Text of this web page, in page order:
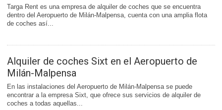
Targa Rent es una empresa de alquiler de coches que se encuentra
dentro del Aeropuerto de Milán-Malpensa, cuenta con una amplia flota
de coches así...
Alquiler de coches Sixt en el Aeropuerto de
Milán-Malpensa
En las instalaciones del Aeropuerto de Milán-Malpensa se puede
encontrar a la empresa Sixt, que ofrece sus servicios de alquiler de
coches a todas aquellas...